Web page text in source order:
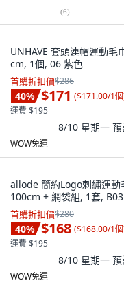
(6)
UNHAVE 套頭連帽運動毛
cm, 1個, 06 紫色
首購折扣價$286
40% $171 ($171.00/1個
運費 $195
8/10 星期一 預
WOW免運
allode 簡約Logo刺繡運動
100cm + 網袋組, 1套,
首購折扣價$280
40% $168 ($168.00/1個
運費 $195
8/10 星期一 預
WOW免運